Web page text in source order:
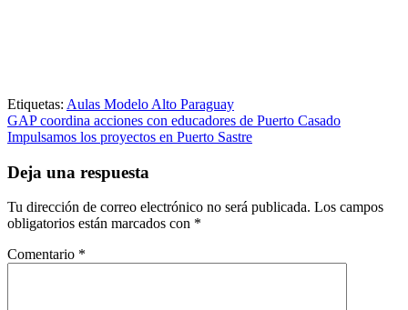
Etiquetas: Aulas Modelo Alto Paraguay
Navegación
de
entradas
GAP coordina acciones con educadores de Puerto Casado
Impulsamos los proyectos en Puerto Sastre
Deja una respuesta
Tu dirección de correo electrónico no será publicada. Los campos
obligatorios están marcados con *
Comentario *